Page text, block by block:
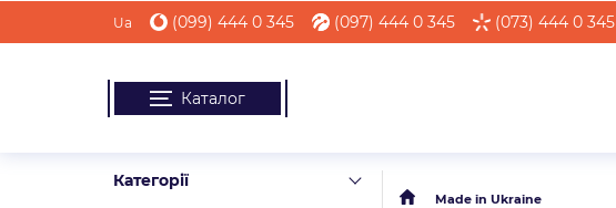
Ua (099) 444 0 345 (097) 444 0 345 (073) 444 0 345
Каталог
Категорії
Made in Ukraine